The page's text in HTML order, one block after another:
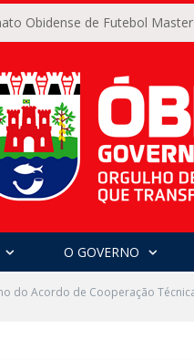
Obidense de Futebol
O GOVERNO
do Acordo de Cooperação